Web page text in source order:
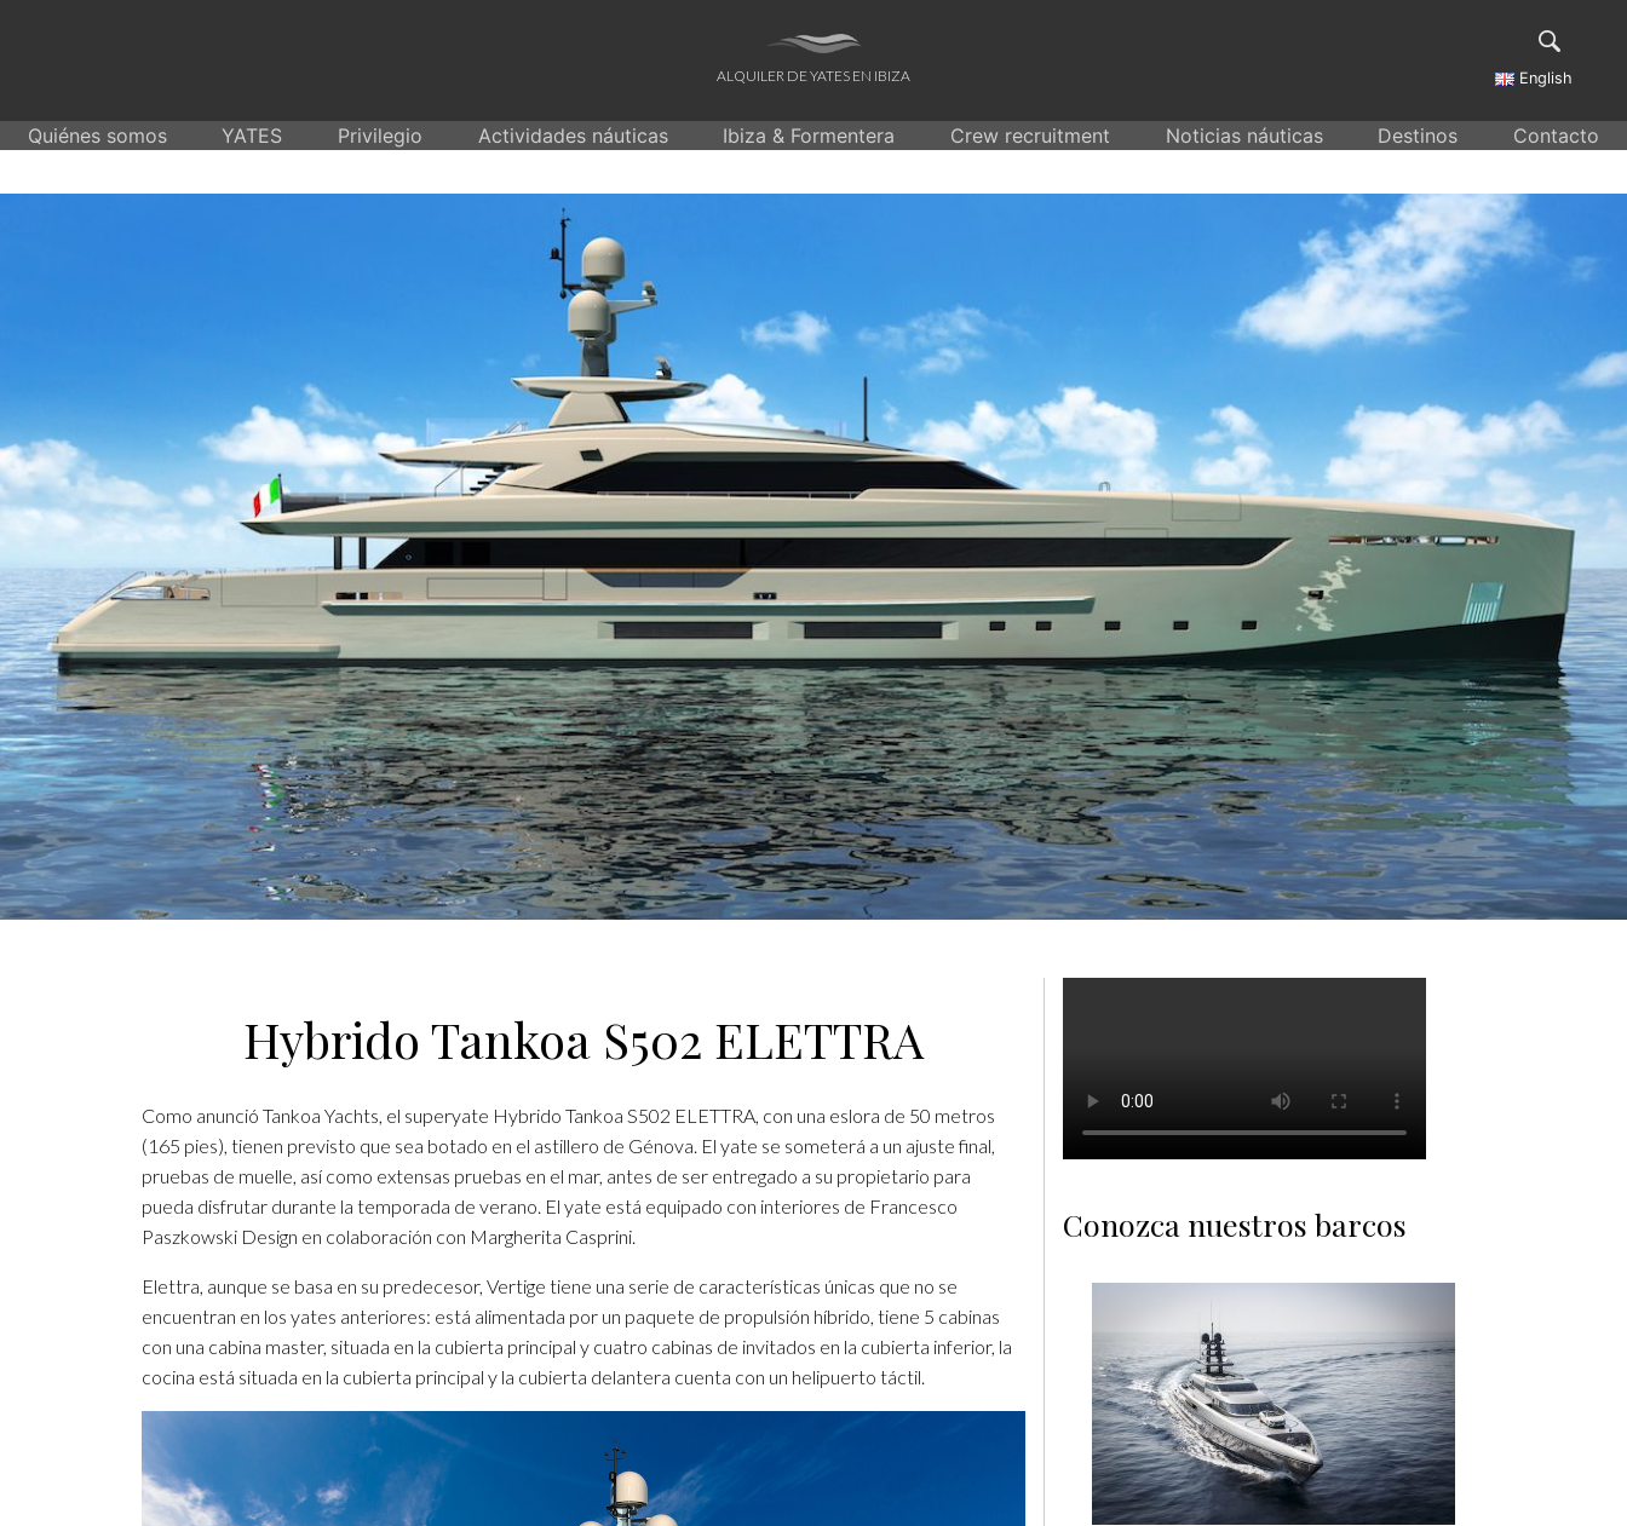
ALQUILER DE YATES EN IBIZA English
Quiénes somos YATES Privilegio Actividades náuticas Ibiza & Formentera Crew recruitment Noticias náuticas Destinos Contacto
Hybrido Tankoa S502 ELETTRA
Como anunció Tankoa Yachts, el superyate Hybrido Tankoa S502 ELETTRA, con una eslora de 50 metros
(165 pies), tienen previsto que sea botado en el astillero de Génova. El yate se someterá a un ajuste final,
pruebas de muelle, así como extensas pruebas en el mar, antes de ser entregado a su propietario para
pueda disfrutar durante la temporada de verano. El yate está equipado con interiores de Francesco
Paszkowski Design en colaboración con Margherita Casprini.
Elettra, aunque se basa en su predecesor, Vertige tiene una serie de características únicas que no se
encuentran en los yates anteriores: está alimentada por un paquete de propulsión híbrido, tiene 5 cabinas
con una cabina master, situada en la cubierta principal y cuatro cabinas de invitados en la cubierta inferior, la
cocina está situada en la cubierta principal y la cubierta delantera cuenta con un helipuerto táctil.
Conozca nuestros barcos